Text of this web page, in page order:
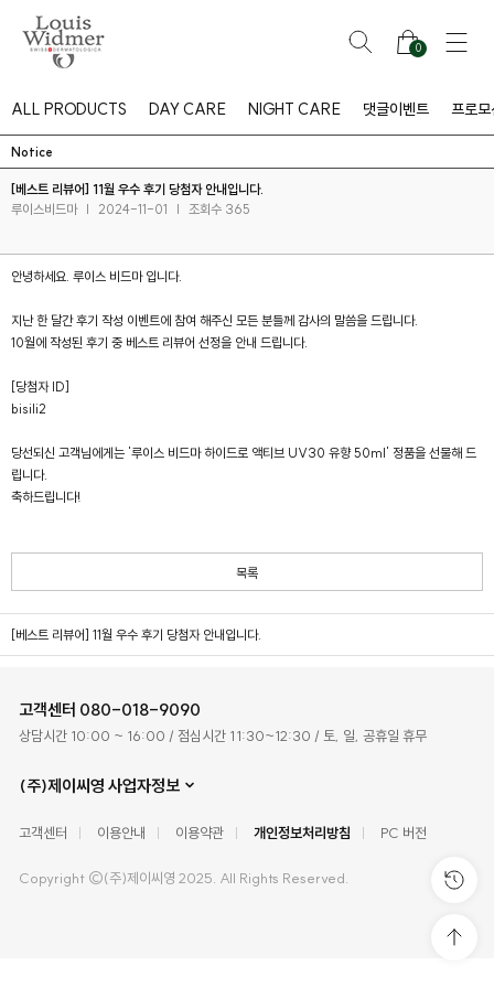
0
ALL PRODUCTS DAY CARE NIGHT CARE 댓글이벤트 프로모
Notice
[베스트 리뷰어] 11월 우수 후기 당첨자 안내입니다.
루이스비드마 | 2024-11-01 | 조회수 365
안녕하세요. 루이스 비드마 입니다.
지난 한 달간 후기 작성 이벤트에 참여 해주신 모든 분들께 감사의 말씀을 드립니다.
10월에 작성된 후기 중 베스트 리뷰어 선정을 안내 드립니다.
[당첨자 ID]
bisili2
당선되신 고객님에게는 '루이스 비드마 하이드로 액티브 UV30 유향 50ml' 정품을 선물해 드
립니다.
축하드립니다!
목록
[베스트 리뷰어] 11월 우수 후기 당첨자 안내입니다.
고객센터 080-018-9090
상담시간 10:00 ~ 16:00 / 점심시간 11:30~12:30 / 토, 일, 공휴일 휴무
(주)제이씨영 사업자정보
고객센터 이용안내 이용약관 개인정보처리방침 PC 버전
Copyright ©(주)제이씨영 2025. All Rights Reserved.